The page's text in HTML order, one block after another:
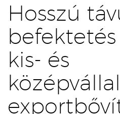
Hosszú
kis- és